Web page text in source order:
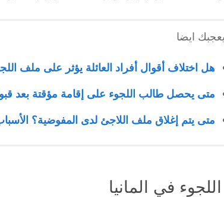
ايضا
هل اختلاف أقوال أفراد العائلة يؤثر على ملف
متى يحصل طالب اللجوء على إقامة مؤقتة بعد
متى يتم إغلاق ملف اللاجئ لدى المفوضية؟
في المانيا